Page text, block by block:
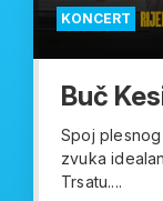
KONCERT
Buč
Spoj
zvuka
Trsatu....